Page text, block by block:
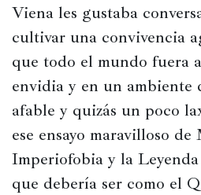
Viena les gustaba
cultivar una convivencia
que todo el mundo fuera
envidia y en un ambiente
afable y quizás un poco
ese ensayo maravilloso
Imperiofobia y la
que debería ser como el